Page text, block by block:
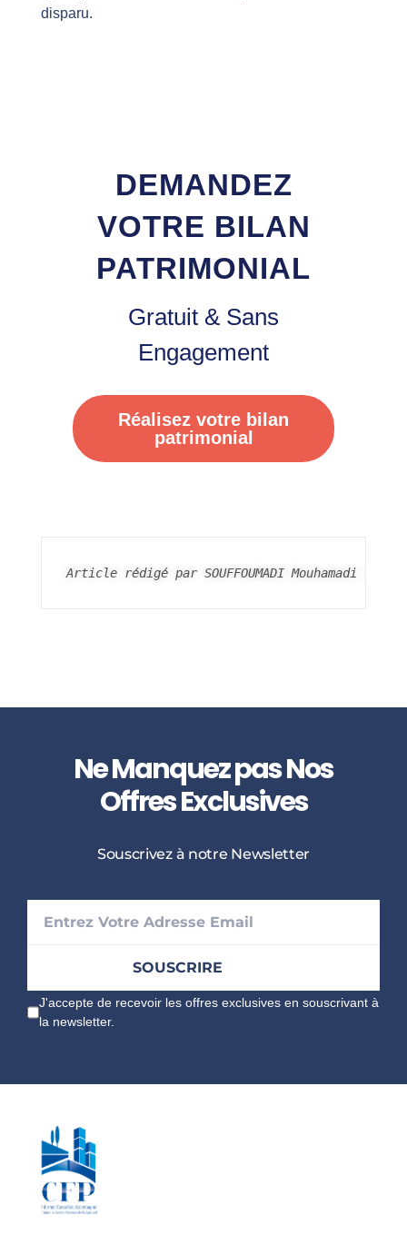
disparu.
DEMANDEZ
VOTRE BILAN
PATRIMONIAL
Gratuit & Sans
Engagement
Réalisez votre bilan
patrimonial
Article rédigé par SOUFFOUMADI Mouhamadi Yass
Ne Manquez pas Nos
Offres Exclusives
Souscrivez à notre Newsletter
J'accepte de recevoir les offres exclusives en souscrivant à
la newsletter.